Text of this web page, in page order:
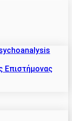
Επιστήμονας